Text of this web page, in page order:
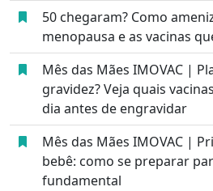
50 chegaram? Como
menopausa e as vacinas
Mês das Mães IMOVAC |
gravidez? Veja quais
dia antes de engravidar
Mês das Mães IMOVAC |
bebê: como se preparar
fundamental